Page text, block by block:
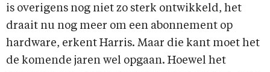
is overigens nog niet zo sterk ontwikkeld, het
draait nu nog meer om een abonnement op
hardware, erkent Harris. Maar die kant moet het
de komende jaren wel opgaan. Hoewel het